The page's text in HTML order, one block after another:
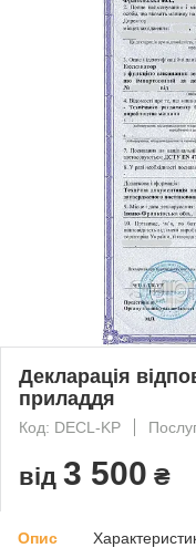
Декларація
приладдя
Код: DECL-KP
від 3 500 ₴
Опис